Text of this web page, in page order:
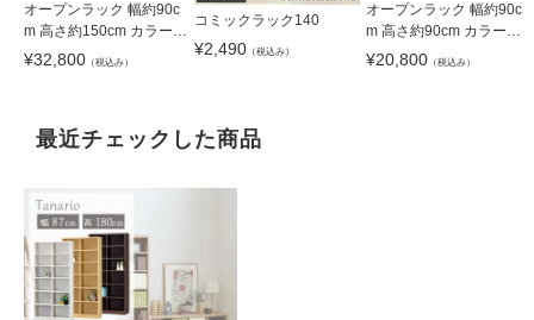
オープンラック 幅約90c
m 高さ約150cm カラーラ
ック
¥32,800 （税込み）
コミックラック140
¥2,490 （税込み）
オープンラック 幅約90c
m 高さ約90cm カラーラ
ック
¥20,800（税込み）
最近チェックした商品